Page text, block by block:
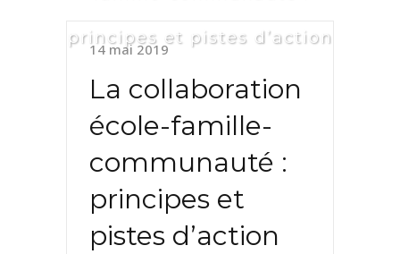
principes et pistes d’action
14 mai 2019
La collaboration
école-famille-
communauté :
principes et
pistes d’action